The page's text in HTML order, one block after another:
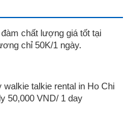
chất lượng giá tốt tại
chỉ 50K/1 ngày.
walkie talkie rental in Ho Chi
50,000 VND/ 1 day